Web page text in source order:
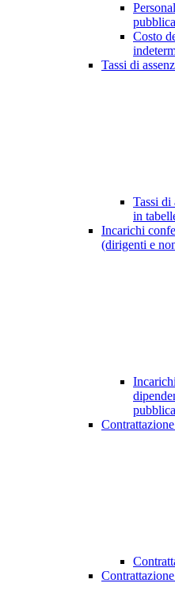
Costo
Tassi di
Tassi di
in
Incarichi
(dirigenti e